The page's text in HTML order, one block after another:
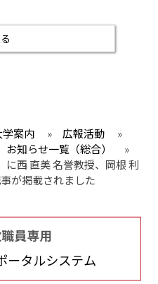
学案内 » 広報活動
»
お知らせ一覧（総合）
»
に西 直美 名誉教授、岡根 利
が掲載されました